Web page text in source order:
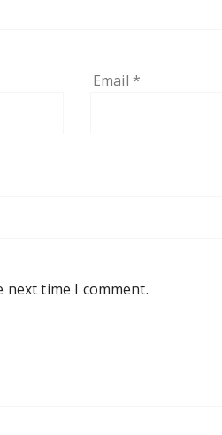
Email *
next time I comment.